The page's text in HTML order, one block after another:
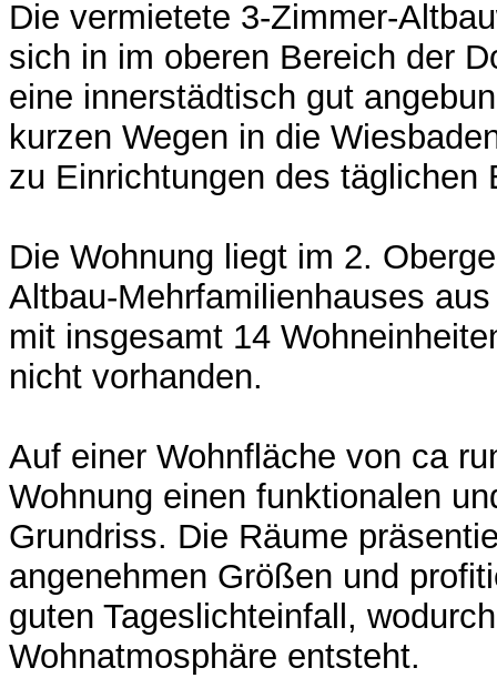
Die vermietete 3-Zimmer-
sich in im oberen Bereich der
eine innerstädtisch gut
kurzen Wegen in die
zu Einrichtungen des täglichen
Die Wohnung liegt im 2.
Altbau-Mehrfamilienhauses
mit insgesamt 14
nicht vorhanden.
Auf einer Wohnfläche von ca
Wohnung einen funktionalen
Grundriss. Die Räume
angenehmen Größen und
guten Tageslichteinfall,
Wohnatmosphäre entsteht.